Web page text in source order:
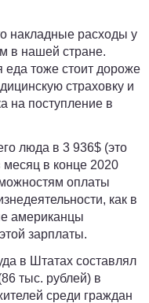
накладные расходы у
в нашей стране.
тоже стоит дороже
страховку и
на поступление в
люда в 3 936$ (это
месяц в конце 2020
оплаты
как в
американцы
зарплаты.
в Штатах составлял
86 тыс. рублей) в
среди граждан